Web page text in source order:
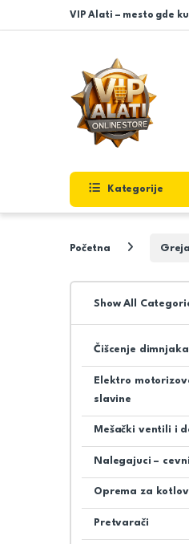
Skip to navigation
Skip to content
VIP Alati – mesto gde
Kategorije
Početna
Show All
Čišcenje
Elektro
slavine
Mešački ventili i
Nalegajuci –
Oprema za
Pretvarači